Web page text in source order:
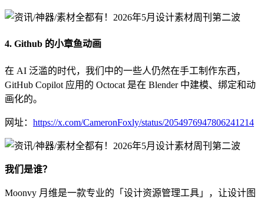
4. Github 的小章鱼动画
在 AI 泛滥的时代，我们中的一些人仍然在手工制作东西，
GitHub Copilot 应用的 Octocat 是在 Blender 中建模、绑定和动
画化的。
网址： https://x.com/CameronFoxly/status/2054976947806241214
我们是谁？
Moonvy 月维是一款专业的「设计资源管理工具」，让设计图